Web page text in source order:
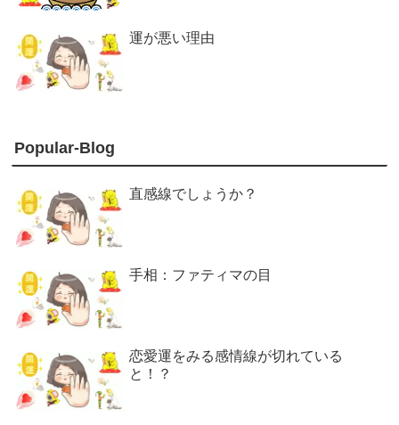
運が悪い理由
Popular-Blog
直感線でしょうか？
手相：ファティマの目
恋愛運をみる感情線が切れている
と！？